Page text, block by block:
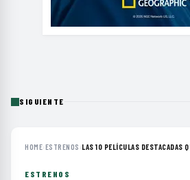
SIGUIENTE
HOME›ESTRENOS ›LAS 10 PELÍCULAS DESTACADAS
ESTRENOS